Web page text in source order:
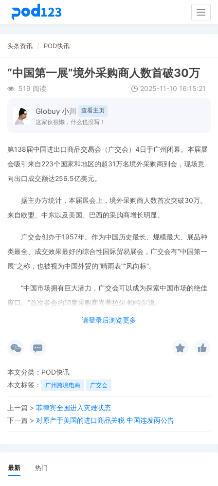
头条资讯 POD快讯
“中国第一展”境外采购商人数首破30万
519 阅读 2025-11-10 16:15:21
Globuy 小川
查看主页
这家伙很懒，什么也没写！
请登录后浏览更多
第138届中国进出口商品交易会（广交会）4日于广州闭幕。本届展
会吸引来自223个国家和地区的超31万名境外采购商到会，现场意
向出口成交额达256.5亿美元。
据主办方统计，本届展会上，境外采购商人数首次突破30万。
来自欧盟、中东以及美国、巴西的采购商增长明显。
广交会创办于1957年。作为中国历史最长、规模最大、展品种
类最全、成交效果最好的综合性国际贸易展会，广交会有“中国第一
展”之称，也被视为中国外贸的“晴雨表”“风向标”。
“中国市场拥有巨大潜力，广交会可以成为探索中国市场的绝佳
窗口。”首次参会的印度采购商尚蒂拉尔·帕特尔说。
据统计，本届广交会上“一带一路”共建国家采购商到会21.4万
六成，传统市场成交保持稳定。
来自巴西的萝伯塔·加洛·弗里德曼和两个同伴一起来到广交会。
即使飞行时间超过20小时，她们依然在运动器材展区转了20多个展
位，每个人都背着大大的袋子和背包。
“即使巴西和中国相距很远，我依然认为广交会值得一来。这里
本届展会共举办了632场新品发布活动，共有460万件展品进行
了展示。众多新产品、绿色产品和自主知识产权产品集中亮相，具
本文分类： POD快讯
本文标签：
广州跨境电商 广交会
上一篇 > 菲律宾全国进入灾难状态
下一篇 > 对原产于美国的进口商品关税 中国连发两公告
最新 热门